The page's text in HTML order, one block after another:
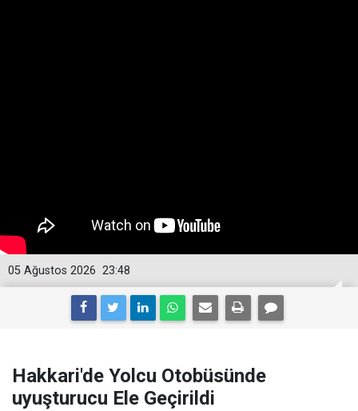
23:48
05 Ağustos 2026
Hakkari'de Yolcu Otobüsünde
uyuşturucu Ele Geçirildi